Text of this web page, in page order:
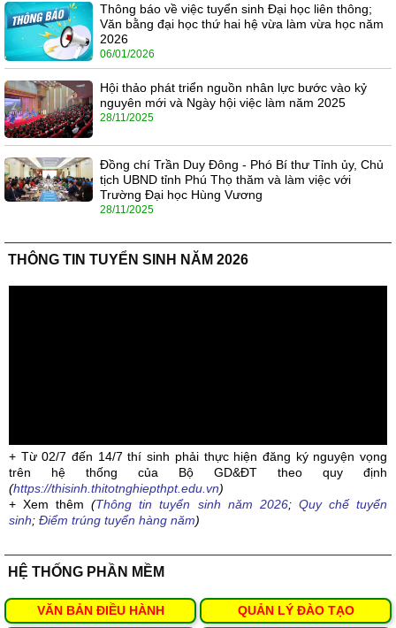
Thông báo về việc tuyển sinh Đại học liên thông;
Văn bằng đại học thứ hai hệ vừa làm vừa học năm
2026
06/01/2026
Hội thảo phát triển nguồn nhân lực bước vào kỷ
nguyên mới và Ngày hội việc làm năm 2025
28/11/2025
Đồng chí Trần Duy Đông - Phó Bí thư Tỉnh ủy, Chủ
tịch UBND tỉnh Phú Thọ thăm và làm việc với
Trường Đại học Hùng Vương
28/11/2025
THÔNG TIN TUYỂN SINH NĂM 2026
+ Từ 02/7 đến 14/7 thí sinh phải thực hiện đăng ký nguyện vọng
trên hệ thống của Bộ GD&ĐT theo quy định
(https://thisinh.thitotnghiepthpt.edu.vn)
+ Xem thêm(Thông tin tuyển sinh năm 2026; Quy chế tuyển
sinh; Điểm trúng tuyển hàng năm)
HỆ THỐNG PHẦN MỀM
VĂN BẢN ĐIỀU HÀNH QUẢN LÝ ĐÀO TẠO